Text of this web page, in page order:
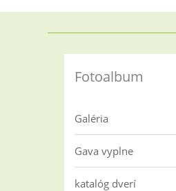
Fotoalbum
Galéria
Gava vyplne
katalóg dverí